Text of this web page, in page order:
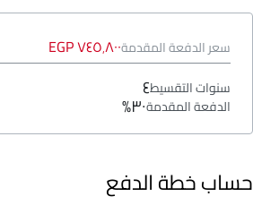
سعر الدفعة المقدمة٧٤٥٬٨٠٠ EGP
سنوات التقسيط٤
الدفعة المقدمة٣٠%
حساب خطة الدفع